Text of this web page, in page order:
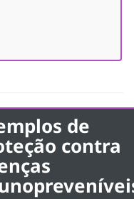
de
contra